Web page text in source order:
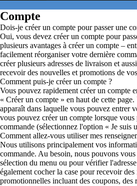
Compte
Dois-je créer un compte pour passer une
Oui, vous devez créer un compte pour
plusieurs avantages à créer un compte –
facilement réorganiser votre dernière
créer plusieurs adresses de livraison et
recevoir des nouvelles et promotions de
Comment puis-je créer un compte ?
Vous pouvez rapidement créer un compte
« Créer un compte » en haut de cette
apparaît dans laquelle vous pouvez entrer
vous pouvez créer un compte lorsque vous
commande (sélectionnez l'option « Je suis
Comment allez-vous utiliser mes
Nous utilisons principalement vos
commande. Au besoin, nous pouvons
sélection du menu ou pour vérifier
également cocher la case pour recevoir
promotionnelles incluant des coupons, des